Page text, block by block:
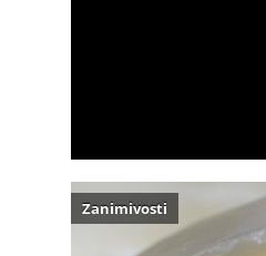
Zanimivosti